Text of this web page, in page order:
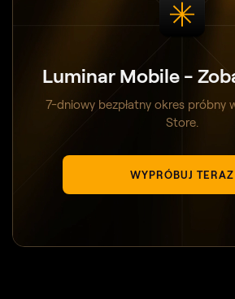
Luminar Mobile -
7-dniowy bezpłatny okres próbny
Store.
WYPRÓBUJ TERAZ